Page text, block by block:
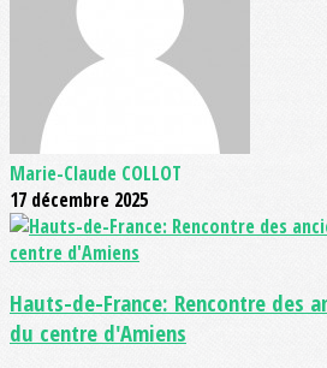
Marie-Claude COLLOT
17 décembre 2025
Hauts-de-France: Rencontre des
du centre d'Amiens